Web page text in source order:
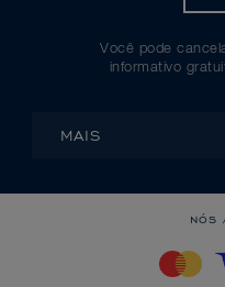
Você pode
informativo
MAIS
NÓS